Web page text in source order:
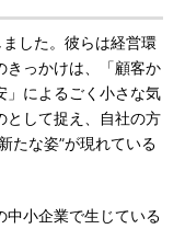
した。彼らは経営環
きっかけは、「顧客か
」によるごく小さな気
として捉え、自社の方
たな姿”が現れている
小企業で生じている